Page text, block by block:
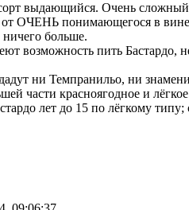
выдающийся. Очень
ОЧЕНЬ понимающегося в
ничего больше.
возможность пить Бастардо,
ни Темпранильо, ни
части красноягодное и
лет до 15 по лёгкому